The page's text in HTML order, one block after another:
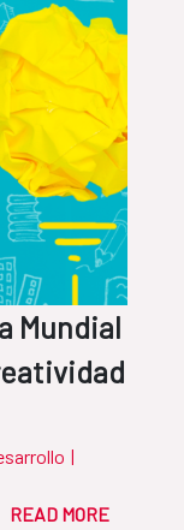
Mundial
|
READ MORE